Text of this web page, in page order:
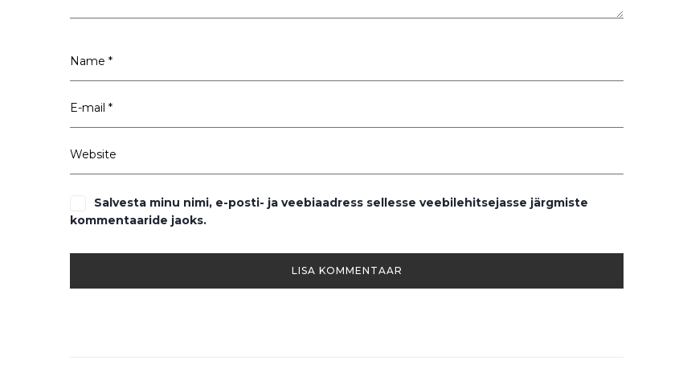
Salvesta minu nimi, e-posti- ja veebiaadress sellesse veebilehitsejasse järgmiste
kommentaaride jaoks.